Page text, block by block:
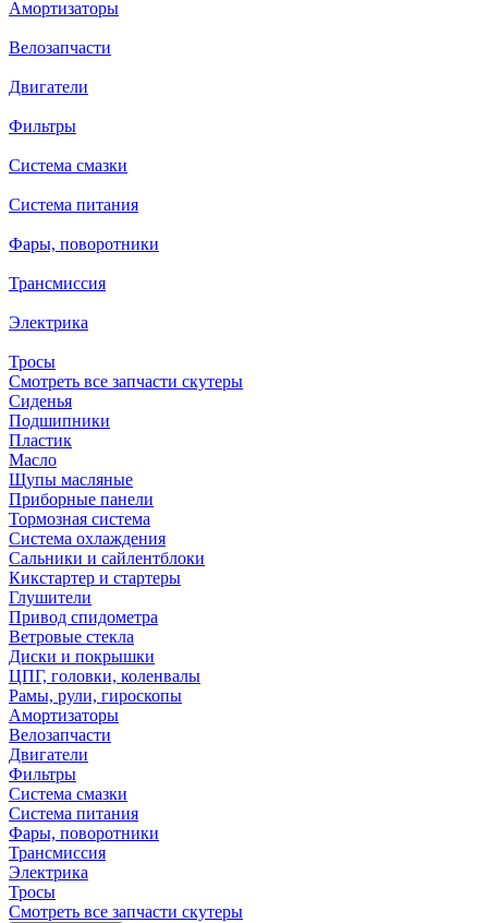
Амортизаторы
Велозапчасти
Двигатели
Фильтры
Система смазки
Система питания
Фары, поворотники
Трансмиссия
Электрика
Тросы
Смотреть все запчасти скутеры
Сиденья
Подшипники
Пластик
Масло
Щупы масляные
Приборные панели
Тормозная система
Система охлаждения
Сальники и сайлентблоки
Кикстартер и стартеры
Глушители
Привод спидометра
Ветровые стекла
Диски и покрышки
ЦПГ, головки, коленвалы
Рамы, рули, гироскопы
Амортизаторы
Велозапчасти
Двигатели
Фильтры
Система смазки
Система питания
Фары, поворотники
Трансмиссия
Электрика
Тросы
Смотреть все запчасти скутеры